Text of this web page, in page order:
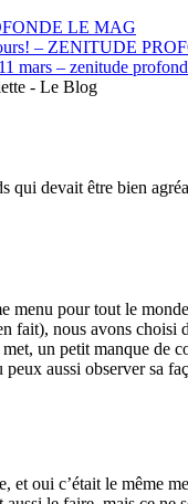
LE MAG
– ZENITUDE
mars – zenitude
- Le Blog
qui devait être bien
menu pour tout le
fait), nous avons
un petit manque de
aussi observer sa
et oui c’était le même